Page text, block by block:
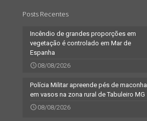
Posts Recentes
Incêndio de grandes proporções em
vegetação é controlado em Mar de
Espanha
08/08/2026
Polícia Militar apreende pés de maconha
em vasos na zona rural de Tabuleiro MG
08/08/2026